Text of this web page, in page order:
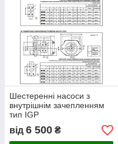
Шестеренні насоси з
внутрішнім зачепленням
тип IGP
від 6 500 ₴